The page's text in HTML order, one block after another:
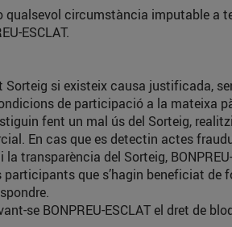
qualsevol circumstància imputable
ESCLAT.
Sorteig si existeix causa justificada,
de participació a la mateixa
fent un mal ús del Sorteig,
En cas que es detectin actes
del Sorteig,
que s’hagin beneficiat de
se BONPREU-ESCLAT el dret de